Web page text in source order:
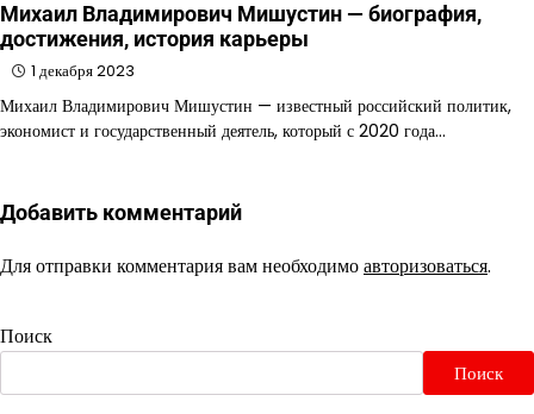
Михаил Владимирович Мишустин — биография,
достижения, история карьеры
1 декабря 2023
Михаил Владимирович Мишустин — известный российский политик,
экономист и государственный деятель, который с 2020 года…
Добавить комментарий
Для отправки комментария вам необходимоавторизоваться.
Поиск
Поиск